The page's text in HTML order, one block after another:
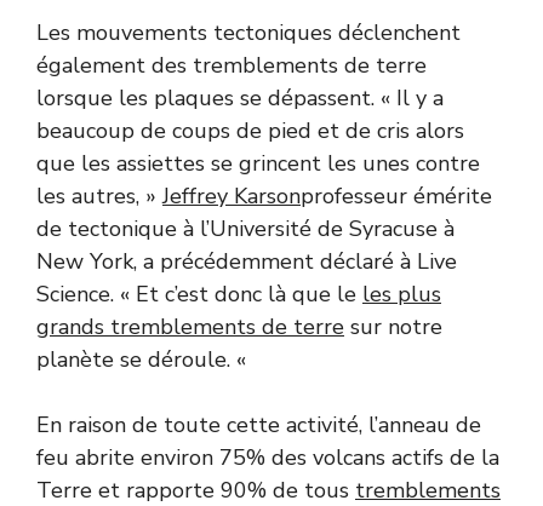
Les mouvements tectoniques déclenchent
également des tremblements de terre
lorsque les plaques se dépassent. « Il y a
beaucoup de coups de pied et de cris alors
que les assiettes se grincent les unes contre
les autres, »Jeffrey Karsonprofesseur émérite
de tectonique à l’Université de Syracuse à
New York, a précédemment déclaré à Live
Science. « Et c’est donc là que le les plus
grands tremblements de terre sur notre
planète se déroule. «
En raison de toute cette activité, l’anneau de
feu abrite environ 75% des volcans actifs de la
Terre et rapporte 90% de tous tremblements